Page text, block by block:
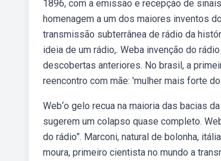
1896, com a emissão e recepção de
homenagem a um dos maiores inventos
transmissão subterrânea de rádio da
ideia de um rádio,. Weba invenção do
descobertas anteriores. No brasil, a
reencontro com mãe: 'mulher mais forte
Web‘o gelo recua na maioria das bacias
sugerem um colapso quase completo.
do rádio”. Marconi, natural de bolonha,
moura, primeiro cientista no mundo a